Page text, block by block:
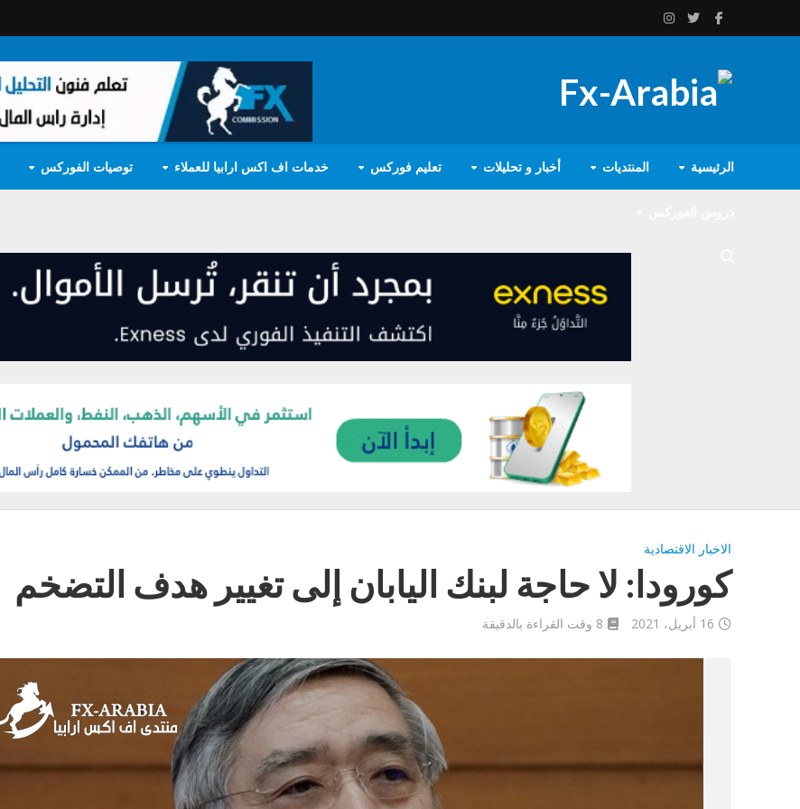
الرئيسية المنتديات أخبار و تحليلات تعليم فوركس خدمات اف اكس ارابيا للعملاء توصيات الفوركس
الاخبار الاقتصادية
كورودا: لا حاجة لبنك اليابان إلى تغيير هدف التضخم
16 أبريل، 2021 8 وقت القراءة بالدقيقة